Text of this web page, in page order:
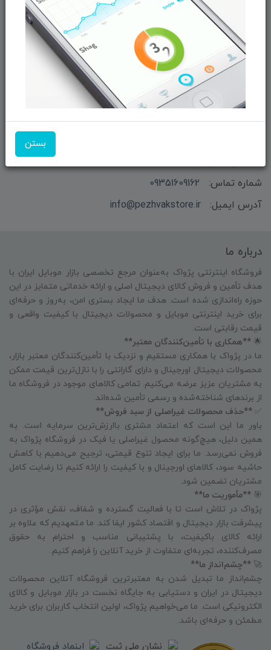
بستن
از تخفیف‌ها و جدیدترین‌های فروشگاه ما باخبر شوید:
ثبت‌نام
ما را در شبکه‌های اجتماعی دنبال کنید:
بازرگانی و فروش محصولات MSI ماتریکس - جناب آقای
شماره تماس:
09351609162
آدرس ایمیل:
info@pezhvakstore.ir
درباره ما
فروشگاه اینترنتی پژواک به‌عنوان مرجع تخصصی بازار موبایل ایران با
هدف تأمین و فروش کالای دیجیتال اصلی و ارائه خدماتی متمایز در این
حوزه راه‌اندازی شده است. هدف ما ایجاد بستری امن، به‌روز و حرفه‌ای
برای خرید اینترنتی موبایل و محصولات دیجیتال با کیفیت واقعی و
قیمت رقابتی است.
🌟 **همکاری با تأمین‌کنندگان معتبر**
ما در پژواک با همکاری مستقیم و نزدیک با تأمین‌کنندگان معتبر بازار،
محصولات دیجیتال اورجینال و دارای گارانتی را با نازل‌ترین قیمت ممکن
به مشتریان عزیز عرضه می‌کنیم. تمامی کالاهای موجود در فروشگاه ما
از برندهای شناخته‌شده و رسمی تأمین شده‌اند.
✅ **حذف محصولات غیراصلی از سبد فروش**
باور ما این است که اعتماد مشتری باارزش‌ترین سرمایه است. به
همین دلیل، هیچ‌گونه محصول غیراصلی یا فیک در فروشگاه پژواک به
فروش نمی‌رسد. ما برای ایجاد تنوع قیمتی، ترجیح می‌دهیم با کاهش
حاشیه سود، کالاهای اورجینال و با کیفیت را ارائه کنیم تا رضایت کامل
مشتریان تضمین شود.
🎯 **مأموریت ما**
پژواک در تلاش است تا با فعالیت گسترده و شفاف، نقش مؤثری در
پیشرفت بازار دیجیتال و اقتصاد کشور ایفا کند. ما متعهدیم که علاوه بر
ارائه کالای باکیفیت، با پشتیبانی مناسب و احترام به حقوق
مصرف‌کننده، تجربه‌ای متفاوت از خرید آنلاین را فراهم کنیم.
🚀 **چشم‌انداز ما**
چشم‌انداز ما تبدیل شدن به معتبرترین فروشگاه آنلاین محصولات
دیجیتال در ایران و دستیابی به جایگاه نخست در بازار موبایل و کالای
الکترونیکی است. ما می‌خواهیم پژواک، اولین انتخاب کاربران برای خرید
مطمئن و حرفه‌ای باشد.